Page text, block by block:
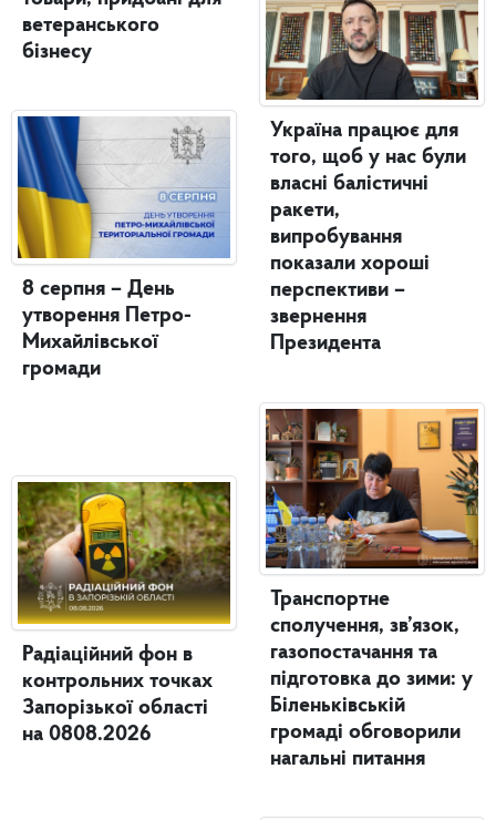
ветеранського
бізнесу
8 серпня – День
утворення Петро-
Михайлівської
громади
Радіаційний фон в
контрольних точках
Запорізької області
на 0808.2026
Україна працює для
того, щоб у нас були
власні балістичні
ракети,
випробування
показали хороші
перспективи –
звернення
Президента
Транспортне
сполучення, зв’язок,
газопостачання та
підготовка до зими: у
Біленьківській
громаді обговорили
нагальні питання